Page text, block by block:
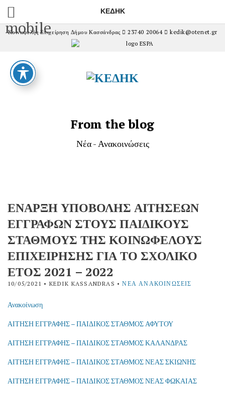
mobile
ΚΕΔΗΚ
Κοινωφελής Επιχείρηση Δήμου Κασσάνδρας 23740 20064 kedik@otenet.gr
From the blog
Νέα - Ανακοινώσεις
ΕΝΑΡΞΗ ΥΠΟΒΟΛΗΣ ΑΙΤΗΣΕΩΝ
ΕΓΓΡΑΦΩΝ ΣΤΟΥΣ ΠΑΙΔΙΚΟΥΣ
ΣΤΑΘΜΟΥΣ ΤΗΣ ΚΟΙΝΩΦΕΛΟΥΣ
ΕΠΙΧΕΙΡΗΣΗΣ ΓΙΑ ΤΟ ΣΧΟΛΙΚΟ
ΕΤΟΣ 2021 – 2022
10/05/2021 • KEDIK KASSANDRAS •ΝΈΑ ΑΝΑΚΟΙΝΏΣΕΙΣ
Ανακοίνωση
ΑΙΤΗΣΗ ΕΓΓΡΑΦΗΣ – ΠΑΙΔΙΚΟΣ ΣΤΑΘΜΟΣ ΑΦΥΤΟΥ
ΑΙΤΗΣΗ ΕΓΓΡΑΦΗΣ – ΠΑΙΔΙΚΟΣ ΣΤΑΘΜΟΣ ΚΑΛΑΝΔΡΑΣ
ΑΙΤΗΣΗ ΕΓΓΡΑΦΗΣ – ΠΑΙΔΙΚΟΣ ΣΤΑΘΜΟΣ ΝΕΑΣ ΣΚΙΩΝΗΣ
ΑΙΤΗΣΗ ΕΓΓΡΑΦΗΣ – ΠΑΙΔΙΚΟΣ ΣΤΑΘΜΟΣ ΝΕΑΣ ΦΩΚΑΙΑΣ